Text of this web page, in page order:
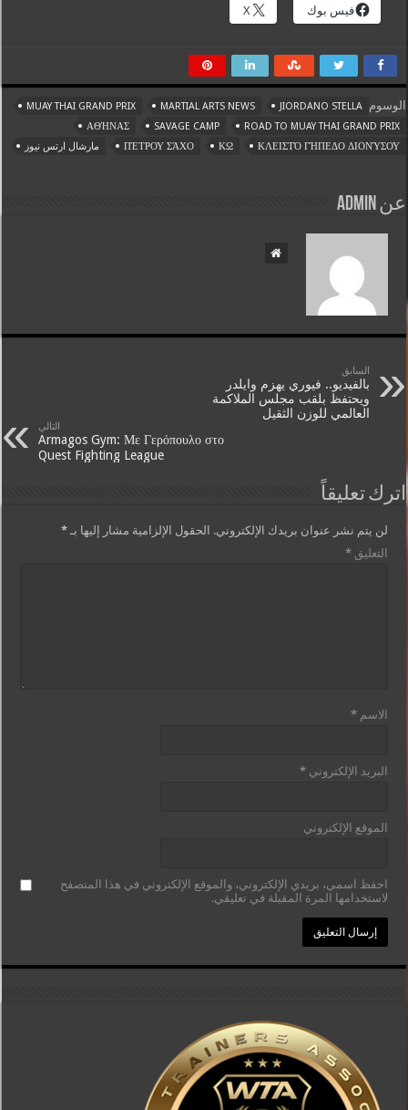
فيس بوك X
الوسوم JIORDANO STELLA
MARTIAL ARTS NEWS
MUAY THAI GRAND PRIX
ROAD TO MUAY THAI GRAND PRIX
SAVAGE CAMP
ΑΘΉΝΑΣ
ΚΛΕΙΣΤΌ ΓΉΠΕΔΟ ΔΙΟΝΎΣΟΥ
ΚΩ
ΠΈΤΡΟΥ ΣΆΧΟ مارشال ارتس نيوز
عن admin
السابق
بالفيديو.. فيوري يهزم وايلدر
ويحتفظ بلقب مجلس الملاكمة
العالمي للوزن الثقيل
التالي
Armagos Gym: Με Γερόπουλο στο
Quest Fighting League
اترك تعليقاً
لن يتم نشر عنوان بريدك الإلكتروني. الحقول الإلزامية مشار إليها بـ*
التعليق*
الاسم*
البريد الإلكتروني*
الموقع الإلكتروني
احفظ اسمي، بريدي الإلكتروني، والموقع الإلكتروني في هذا المتصفح
لاستخدامها المرة المقبلة في تعليقي.